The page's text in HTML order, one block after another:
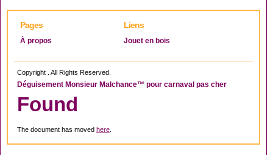
Pages
À propos
Liens
Jouet en bois
Copyright . All Rights Reserved.
Déguisement Monsieur Malchance™ pour carnaval pas cher
Found
The document has moved here